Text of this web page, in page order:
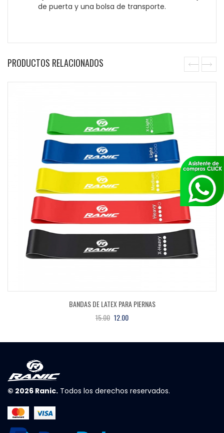
de puerta y una bolsa de transporte.
PRODUCTOS RELACIONADOS
BANDAS DE LATEX PARA PIERNAS
15.00 12.00
© 2026 Ranic. Todos los derechos reservados.